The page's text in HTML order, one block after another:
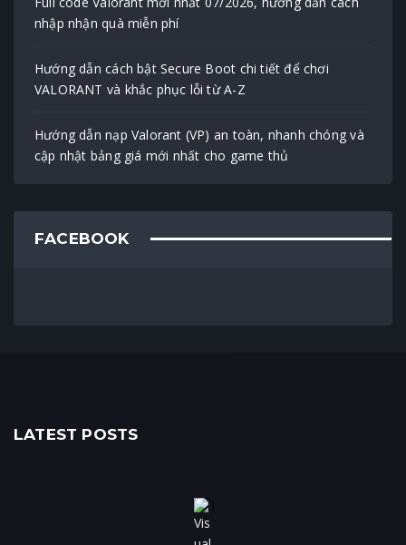
nhập nhận quà miễn phí
Hướng dẫn cách bật Secure Boot chi tiết để chơi
VALORANT và khắc phục lỗi từ A-Z
Hướng dẫn nạp Valorant (VP) an toàn, nhanh chóng và
cập nhật bảng giá mới nhất cho game thủ
FACEBOOK
LATEST POSTS